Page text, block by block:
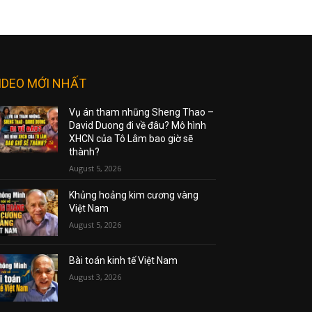
MỚI NHẤT
Vụ án tham nhũng Sheng Thao –
David Duong đi về đâu? Mô hình
XHCN của Tô Lâm bao giờ sẽ
thành?
August 5, 2026
Khủng hoảng kim cương vàng
Việt Nam
August 5, 2026
Bài toán kinh tế Việt Nam
August 3, 2026